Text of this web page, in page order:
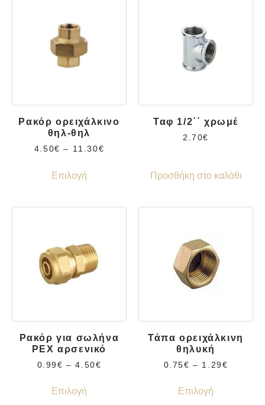
Ρακόρ ορειχάλκινο
θηλ-θηλ
4.50€ – 11.30€
Επιλογή
Ταφ 1/2΄΄ χρωμέ
2.70€
Προσθήκη στο καλάθι
Ρακόρ για σωλήνα
PEX αρσενικό
0.99 € – 4.50€
Επιλογή
Τάπα ορειχάλκινη
θηλυκή
0.75€ – 1.29 €
Επιλογή